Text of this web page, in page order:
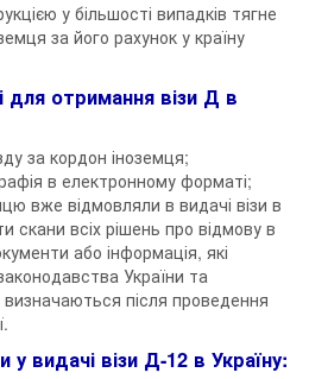
у більшості випадків тягне
за його рахунок у країну
для отримання візи Д в
за кордон іноземця;
в електронному форматі;
вже відмовляли в видачі візи в
скани всіх рішень про відмову в
або інформація, які
України та
після проведення
видачі візи Д-12 в Україну: